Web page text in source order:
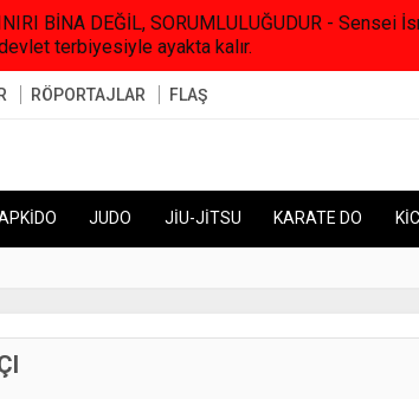
BİNA DEĞİL, SORUMLULUĞUDUR - Sensei
terbiyesiyle ayakta kalır.
RÖPORTAJLAR FLAŞ
JUDO JİU-JİTSU KARATE DO